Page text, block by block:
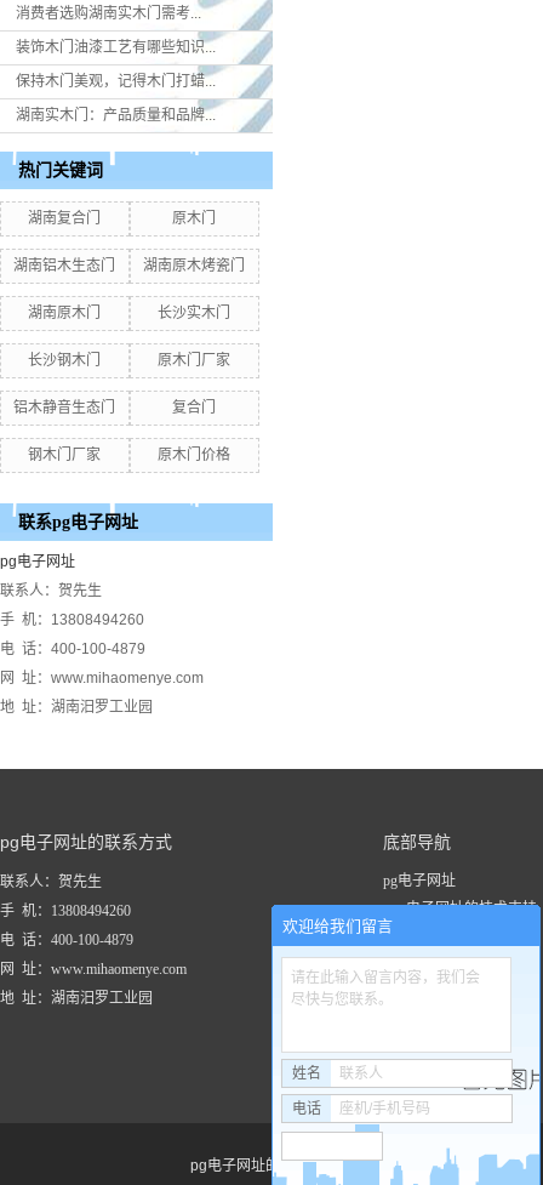
消费者选购湖南实木门​需考...
装饰木门油漆工艺有哪些知识...
保持木门美观，记得木门打蜡...
湖南实木门：产品质量和品牌...
热门关键词
湖南复合门 原木门
湖南铝木生态门 湖南原木烤瓷门
湖南原木门 长沙实木门
长沙钢木门 原木门厂家
铝木静音生态门 复合门
钢木门厂家 原木门价格
联系pg电子网址
pg电子网址
联系人：贺先生
手 机：13808494260
电 话：400-100-4879
网 址：www.mihaomenye.com
地 址：湖南汨罗工业园
pg电子网址的联系方式
联系人：贺先生
手 机：13808494260
电 话：400-100-4879
网 址：www.mihaomenye.com
地 址：湖南汨罗工业园
底部导航
pg电子网址
pg电子网址的技术支持
关于pg电子网址
工程案例
pg电子网址的友情链接：
欢迎给我们留言
请在此输入留言内容，我们会
尽快与您联系。
姓名 联系人
电话 座机/手机号码